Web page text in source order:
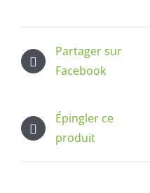
Partager sur
Facebook
Épingler ce
produit